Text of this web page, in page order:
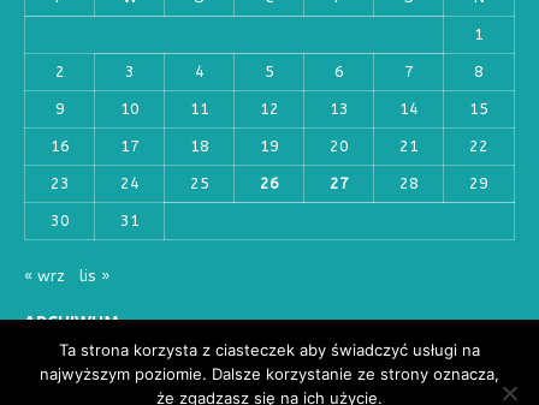
1
2 3 4 5 6 7 8
9 10 11 12 13 14 15
16 17 18 19 20 21 22
23 24 25 26 27 28 29
30 31
« wrz lis »
ARCHIWUM
Ta strona korzysta z ciasteczek aby świadczyć usługi na
najwyższym poziomie. Dalsze korzystanie ze strony oznacza,
że zgadzasz się na ich użycie.